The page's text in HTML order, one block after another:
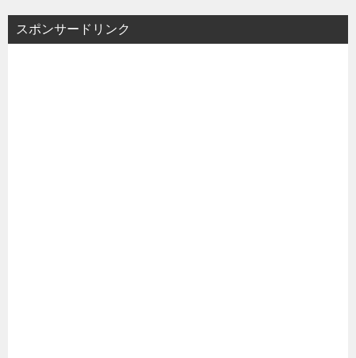
スポンサードリンク